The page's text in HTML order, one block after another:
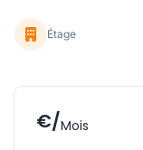
Étage
€/Mois